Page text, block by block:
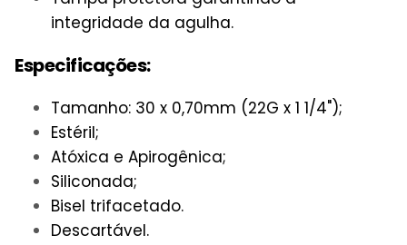
integridade da agulha.
Especificações:
Tamanho: 30 x 0,70mm (22G x 1 1/4");
Estéril;
Atóxica e Apirogênica;
Siliconada;
Bisel trifacetado.
Descartável.